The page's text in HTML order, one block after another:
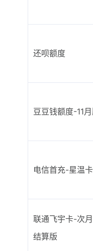
还呗额度
豆豆钱额度-11
电信首充-星温卡
联通飞宇卡-次
结算版